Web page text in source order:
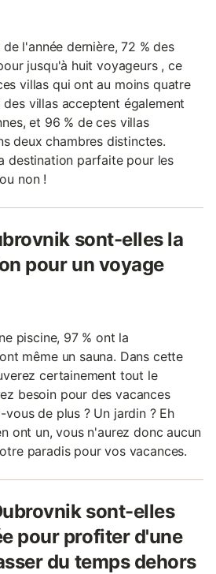
l'année dernière, 72 % des
jusqu'à huit voyageurs , ce
villas qui ont au moins quatre
des villas acceptent également
et 96 % de ces villas
deux chambres distinctes.
destination parfaite pour les
non !
sont-elles la
pour un voyage
piscine, 97 % ont la
même un sauna. Dans cette
certainement tout le
besoin pour des vacances
de plus ? Un jardin ? Eh
ont un, vous n'aurez donc aucun
paradis pour vos vacances.
sont-elles
pour profiter d'une
du temps dehors